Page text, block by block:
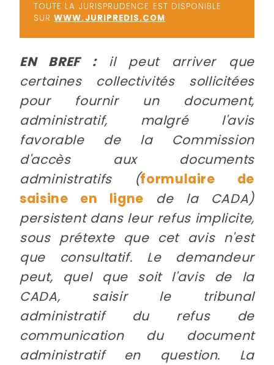
TOUTE LA JURISPRUDENCE EST DISPONIBLE
SURWWW.JURIPREDIS.COM
EN BREF :il peut arriver que
certaines collectivités sollicitées
pour fournir un document,
administratif, malgré l'avis
favorable de la Commission
d'accès aux documents
administratifs (formulaire de
saisine en ligne de la CADA)
persistent dans leur refus implicite,
sous prétexte que cet avis n'est
que consultatif. Le demandeur
peut, quel que soit l'avis de la
CADA, saisir le tribunal
administratif du refus de
communication du document
administratif en question. La